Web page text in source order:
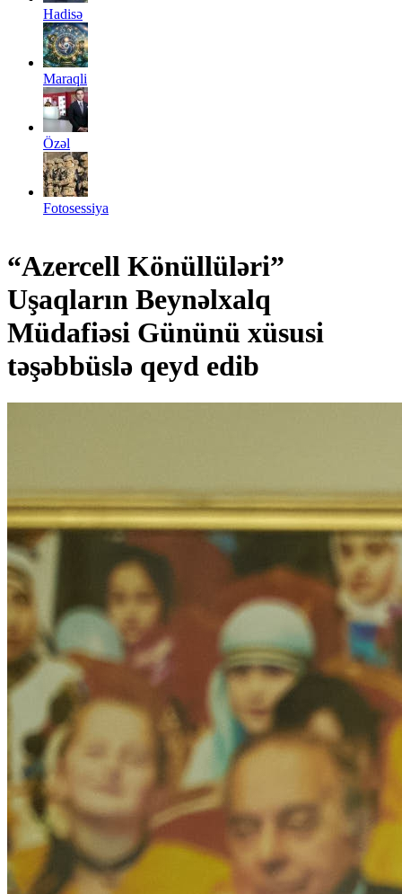
Hadisə
Maraqli
Özəl
Fotosessiya
“Azercell Könüllüləri”
Uşaqların Beynəlxalq
Müdafiəsi Gününü xüsusi
təşəbbüslə qeyd edib